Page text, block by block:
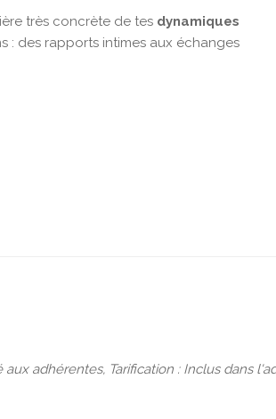
très concrète de tes dynamiques
: des rapports intimes aux échanges
aux adhérentes, Tarification : Inclus dans